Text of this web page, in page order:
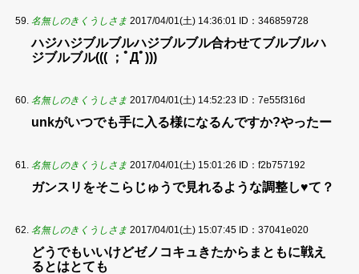
名無しのきくうしさま 2017/04/01(土) 14:36:01 ID：346859728
ハジハジブルブルハジブルブル合わせてブルブルハ
ジブルブル((( ；ﾟДﾟ)))
名無しのきくうしさま 2017/04/01(土) 14:52:23 ID：7e55f316d
unkがいつでも手に入る様になるんですか?やったー
名無しのきくうしさま 2017/04/01(土) 15:01:26 ID：f2b757192
ガンスリをそこらじゅうで見れるような調整し♥て？
名無しのきくうしさま 2017/04/01(土) 15:07:45 ID：37041e020
どうでもいいけどゼノコキュきたからまともに戦え
るとはとても